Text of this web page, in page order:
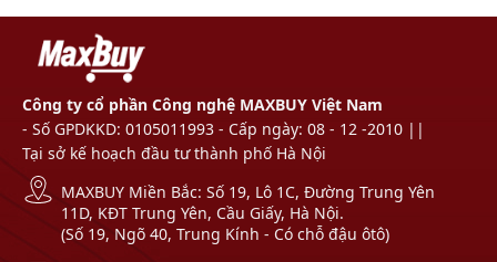
Công ty cổ phần Công nghệ MAXBUY Việt Nam
- Số GPDKKD: 0105011993 - Cấp ngày: 08 - 12 -2010 ||
Tại sở kế hoạch đầu tư thành phố Hà Nội
MAXBUY Miền Bắc: Số 19, Lô 1C, Đường Trung Yên
11D, KĐT Trung Yên, Cầu Giấy, Hà Nội.
(Số 19, Ngõ 40, Trung Kính - Có chỗ đậu ôtô)